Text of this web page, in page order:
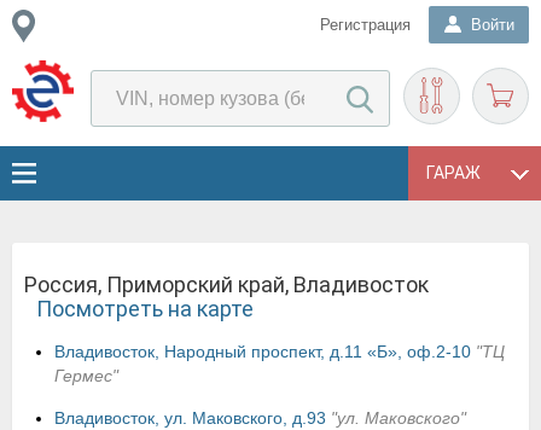
Регистрация Войти
ГАРАЖ
Россия, Приморский край, Владивосток
Посмотреть на карте
Владивосток, Народный проспект, д.11 «Б», оф.2-10 "ТЦ
Гермес"
Владивосток, ул. Маковского, д.93 "ул. Маковского"